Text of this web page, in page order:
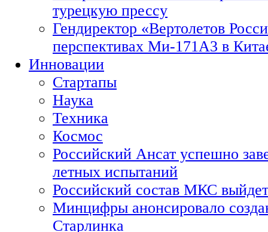
турецкую прессу
Гендиректор «Вертолетов
перспективах Ми-171А3 в
Инновации
Стартапы
Наука
Техника
Космос
Российский Ансат успешно
летных испытаний
Российский состав МКС
Минцифры анонсировало
Старлинка